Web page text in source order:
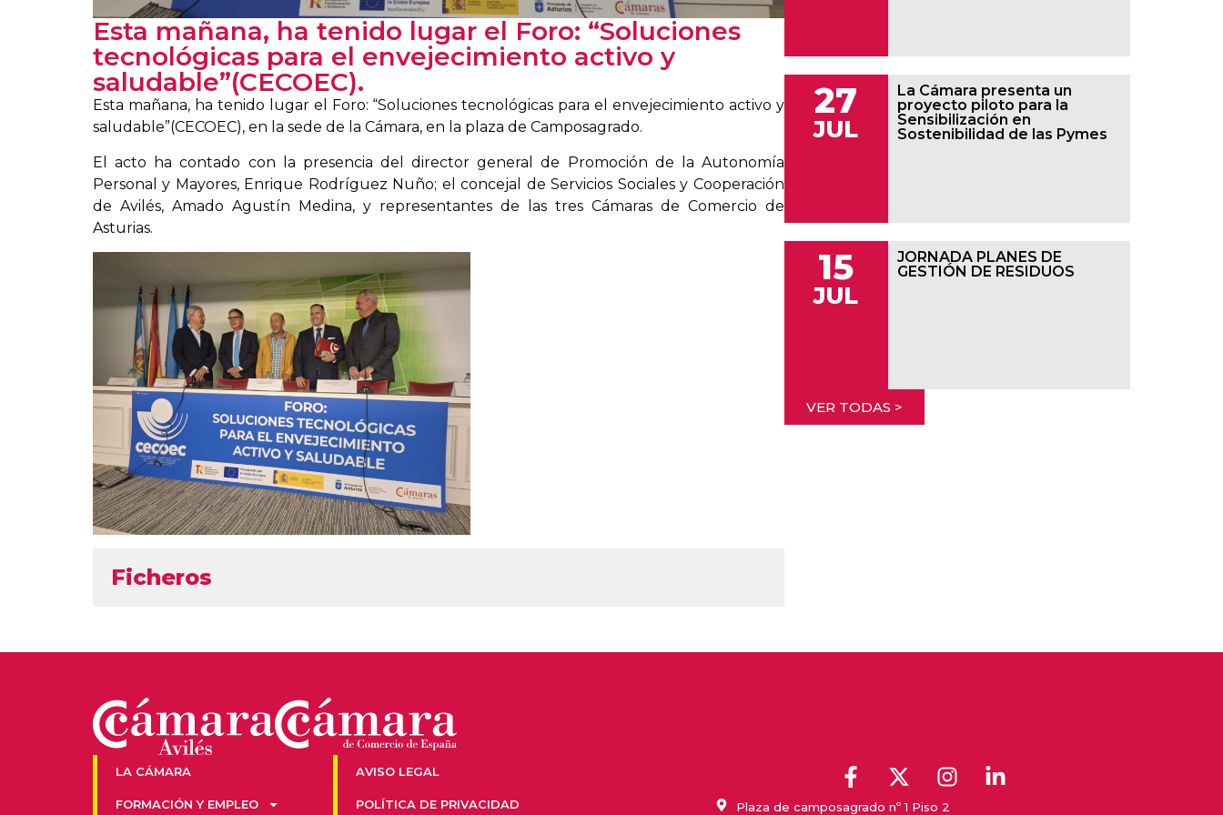
Esta mañana, ha tenido lugar el Foro: “Soluciones
tecnológicas para el envejecimiento activo y
saludable”(CECOEC).
Esta mañana, ha tenido lugar el Foro: “Soluciones tecnológicas para el envejecimiento activo y
saludable”(CECOEC), en la sede de la Cámara, en la plaza de Camposagrado.
El acto ha contado con la presencia del director general de Promoción de la Autonomía
Personal y Mayores, Enrique Rodríguez Nuño; el concejal de Servicios Sociales y Cooperación
de Avilés, Amado Agustín Medina, y representantes de las tres Cámaras de Comercio de
Asturias.
Ficheros
27
JUL
La Cámara presenta un
proyecto piloto para la
Sensibilización en
Sostenibilidad de las Pymes
15
JUL
JORNADA PLANES DE
GESTIÓN DE RESIDUOS
VER TODAS >
LA CÁMARA
FORMACIÓN Y EMPLEO
AVISO LEGAL
POLÍTICA DE PRIVACIDAD Plaza de camposagrado nº 1 Piso 2